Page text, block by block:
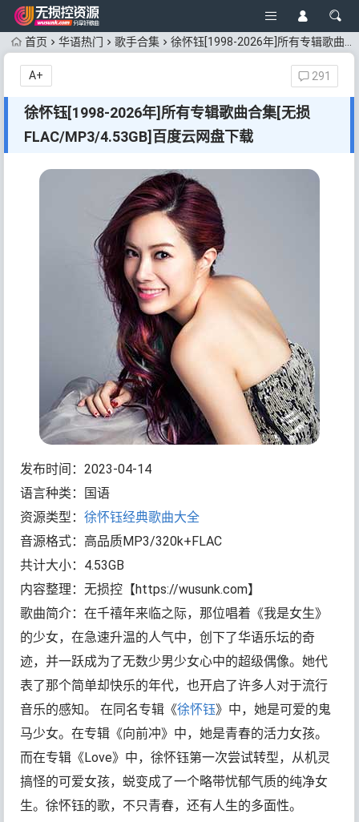
首页 华语热门 歌手合集 徐怀钰[1998-2026年]所有专辑歌曲合集[无损FLAC/MP3/4.53GB]百度云网盘下载
徐怀钰[1998-2026年]所有专辑歌曲合集[无损
FLAC/MP3/4.53GB]百度云网盘下载
291
A+
发布时间：2023-04-14
语言种类：国语
资源类型：徐怀钰经典歌曲大全
音源格式：高品质MP3/320k+FLAC
共计大小：4.53GB
内容整理：无损控【https://wusunk.com】
歌曲简介：在千禧年来临之际，那位唱着《我是女生》
的少女，在急速升温的人气中，创下了华语乐坛的奇
迹，并一跃成为了无数少男少女心中的超级偶像。她代
表了那个简单却快乐的年代，也开启了许多人对于流行
音乐的感知。 在同名专辑《徐怀钰》中，她是可爱的鬼
马少女。在专辑《向前冲》中，她是青春的活力女孩。
而在专辑《Love》中，徐怀钰第一次尝试转型，从机灵
搞怪的可爱女孩，蜕变成了一个略带忧郁气质的纯净女
生。徐怀钰的歌，不只青春，还有人生的多面性。